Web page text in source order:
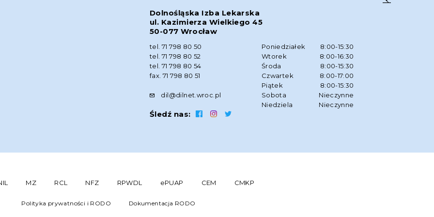
Dolnośląska Izba Lekarska
ul. Kazimierza Wielkiego 45
50-077 Wrocław
tel. 71 798 80 50
tel. 71 798 80 52
tel. 71 798 80 54
fax. 71 798 80 51
dil@dilnet.wroc.pl
Śledź nas:
Poniedziałek
8:00-15:30
Wtorek
8:00-16:30
Środa
8:00-15:30
Czwartek
8:00-17:00
Piątek
8:00-15:30
Sobota
Nieczynne
Niedziela
Nieczynne
MZ RCL NFZ RPWDL ePUAP CEM CMKP
Polityka prywatności i RODO Dokumentacja RODO